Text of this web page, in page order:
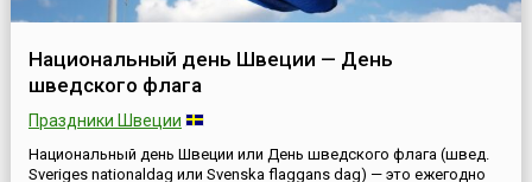
Национальный день Швеции — День
шведского флага
Праздники Швеции
Национальный день Швеции или День шведского флага (швед.
Sveriges nationaldag или Svenska flaggans dag) — это ежегодно